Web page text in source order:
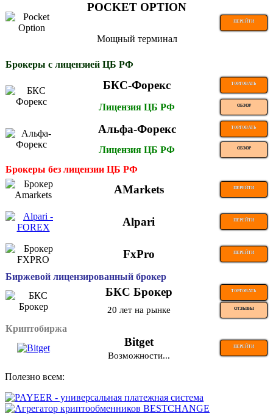
POCKET OPTION
ПЕРЕЙТИ
Мощный терминал
Брокеры с лицензией ЦБ РФ
БКС-Форекс ТОРГОВАТЬ
Лицензия ЦБ РФ ОБЗОР
Альфа-Форекс ТОРГОВАТЬ
Лицензия ЦБ РФ ОБЗОР
Брокеры без лицензии ЦБ РФ
AMarkets ПЕРЕЙТИ
Alpari ПЕРЕЙТИ
FxPro ПЕРЕЙТИ
Биржевой лицензированный брокер
БКС Брокер ТОРГОВАТЬ
20 лет на рынке ОТЗЫВЫ
Криптобиржа
Bitget ПЕРЕЙТИ
Возможности...
Полезно всем: